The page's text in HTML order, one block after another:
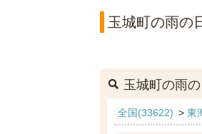
玉城町の雨の
玉城町の雨
全国(33622) > 東